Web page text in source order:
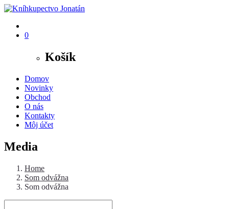
0
Košík
Domov
Novinky
Obchod
O nás
Kontakty
Môj účet
Media
Home
Som odvážna
Som odvážna